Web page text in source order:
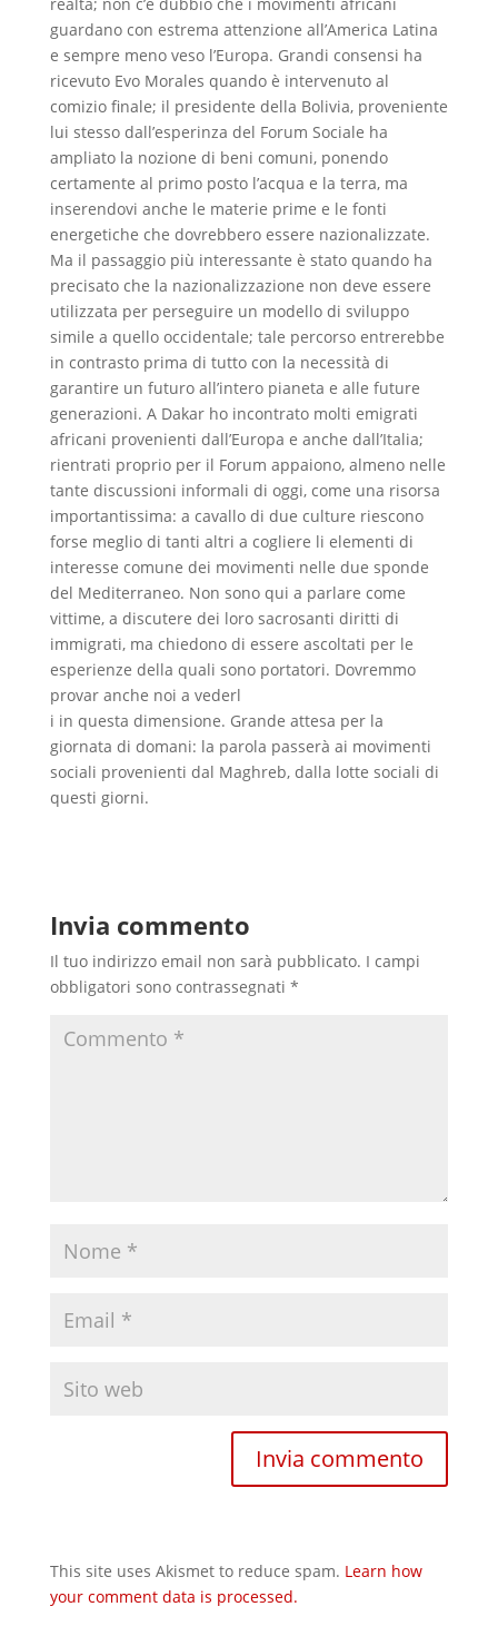
guardano con estrema attenzione all’America Latina
e sempre meno veso l’Europa. Grandi consensi ha
ricevuto Evo Morales quando è intervenuto al
comizio finale; il presidente della Bolivia, proveniente
lui stesso dall’esperinza del Forum Sociale ha
ampliato la nozione di beni comuni, ponendo
certamente al primo posto l’acqua e la terra, ma
inserendovi anche le materie prime e le fonti
energetiche che dovrebbero essere nazionalizzate.
Ma il passaggio più interessante è stato quando ha
precisato che la nazionalizzazione non deve essere
utilizzata per perseguire un modello di sviluppo
simile a quello occidentale; tale percorso entrerebbe
in contrasto prima di tutto con la necessità di
garantire un futuro all’intero pianeta e alle future
generazioni. A Dakar ho incontrato molti emigrati
africani provenienti dall’Europa e anche dall’Italia;
rientrati proprio per il Forum appaiono, almeno nelle
tante discussioni informali di oggi, come una risorsa
importantissima: a cavallo di due culture riescono
forse meglio di tanti altri a cogliere li elementi di
interesse comune dei movimenti nelle due sponde
del Mediterraneo. Non sono qui a parlare come
vittime, a discutere dei loro sacrosanti diritti di
immigrati, ma chiedono di essere ascoltati per le
esperienze della quali sono portatori. Dovremmo
provar anche noi a vederl
i in questa dimensione. Grande attesa per la
giornata di domani: la parola passerà ai movimenti
sociali provenienti dal Maghreb, dalla lotte sociali di
questi giorni.
Invia commento
Il tuo indirizzo email non sarà pubblicato. I campi
obbligatori sono contrassegnati *
This site uses Akismet to reduce spam. Learn how
your comment data is processed.